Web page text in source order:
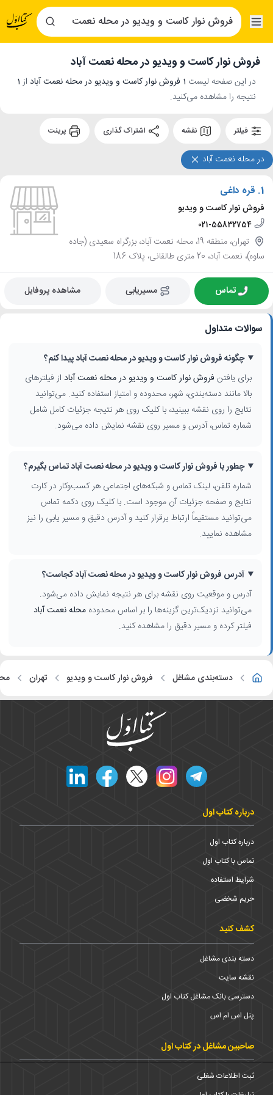
فروش نوار کاست و ویدیو در محله نعمت آباد
در این صفحه لیست 1 فروش نوار کاست و ویدیو در محله نعمت آباد از 1
نتیجه را مشاهده می‌کنید.
فیلتر نقشه
در محله نعمت آباد
1. قره داغی
فروش نوار کاست و ویدیو
021-55832754
تهران، منطقه 19، محله نعمت آباد، بزرگراه سعیدی (جاده
ساوه)، نعمت آباد، 20 متری طالقانی، پلاک 186
تماس مسیریابی مشاهده پروفایل
سوالات متداول
چگونه فروش نوار کاست و ویدیو در محله نعمت آباد پیدا کنم؟
برای یافتن فروش نوار کاست و ویدیو در محله نعمت آباد از فیلترهای
بالا مانند دسته‌بندی، شهر، محدوده و امتیاز استفاده کنید. می‌توانید
نتایج را روی نقشه ببینید، با کلیک روی هر نتیجه جزئیات کامل شامل
شماره تماس، آدرس و مسیر روی نقشه نمایش داده می‌شود.
چطور با فروش نوار کاست و ویدیو در محله نعمت آباد تماس بگیرم؟
شماره تلفن، لینک تماس و شبکه‌های اجتماعی هر کسب‌وکار در کارت
نتایج و صفحه جزئیات آن موجود است. با کلیک روی دکمه تماس
می‌توانید مستقیماً ارتباط برقرار کنید و آدرس دقیق و مسیر یابی را نیز
مشاهده نمایید.
آدرس فروش نوار کاست و ویدیو در محله نعمت آباد کجاست؟
آدرس و موقعیت روی نقشه برای هر نتیجه نمایش داده می‌شود.
می‌توانید نزدیک‌ترین گزینه‌ها را بر اساس محدودهمحله نعمت آباد
فیلتر کرده و مسیر دقیق را مشاهده کنید.
دسته‌بندی مشاغل فروش نوار کاست و ویدیو تهران
درباره کتاب اول
درباره کتاب اول
تماس با کتاب اول
شرایط استفاده
حریم شخضی
کشف کنید
دسته بندی مشاغل
نقشه سایت
دسترسی بانک مشاغل کتاب اول
پنل اس ام اس
صاحبین مشاغل در کتاب اول
ثبت اطلاعات شغلی